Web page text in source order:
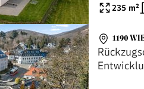
235 m²
1190